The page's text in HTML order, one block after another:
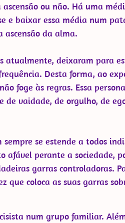
ou não. Há uma
e baixar essa média num
da alma.
atualmente, deixaram para
Desta forma, ao
foge às regras. Essa
de vaidade, de orgulho, de
sempre se estende a todos
afável perante a sociedade,
garras controladoras.
que coloca as suas garras
num grupo familiar.